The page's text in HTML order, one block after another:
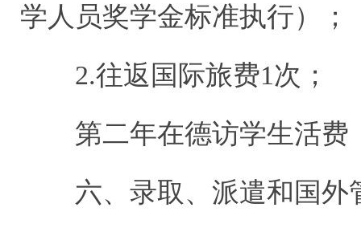
学人员奖学金标准执行）；
2.往返国际旅费1次；
第二年在德访学生活费
六、录取、派遣和国外